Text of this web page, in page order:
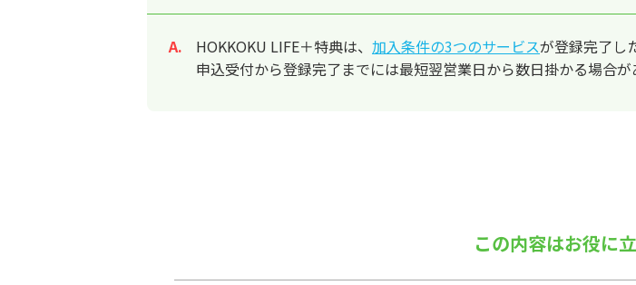
回答
HOKKOKU LIFE＋特典は、 加入条件の3つのサービスが登録完了し
申込受付から登録完了までには最短翌営業日から数日掛かる場合が
この内容はお役に